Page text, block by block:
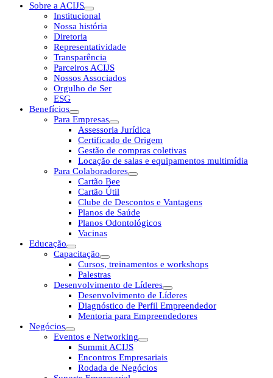
Sobre a ACIJS
Institucional
Nossa história
Diretoria
Representatividade
Transparência
Parceiros ACIJS
Nossos Associados
Orgulho de Ser
ESG
Benefícios
Para Empresas
Assessoria Jurídica
Certificado de Origem
Gestão de compras coletivas
Locação de salas e equipamentos multimídia
Para Colaboradores
Cartão Bee
Cartão Útil
Clube de Descontos e Vantagens
Planos de Saúde
Planos Odontológicos
Vacinas
Educação
Capacitação
Cursos, treinamentos e workshops
Palestras
Desenvolvimento de Líderes
Desenvolvimento de Líderes
Diagnóstico de Perfil Empreendedor
Mentoria para Empreendedores
Negócios
Eventos e Networking
Summit ACIJS
Encontros Empresariais
Rodada de Negócios